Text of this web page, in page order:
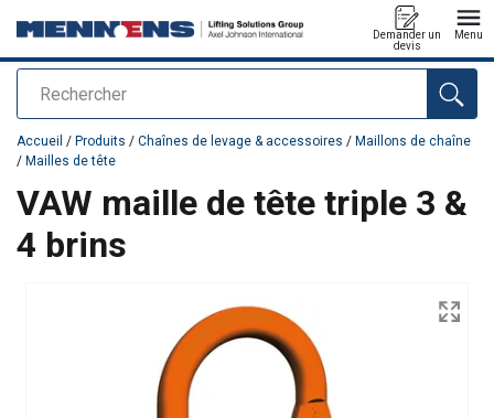
Rechercher
Demander un
devis
Menu
Ajouté au panier
Accueil / Produits / Chaînes de levage & accessoires / Maillons de chaîne
/ Mailles de tête
VAW maille de tête triple 3 &
4 brins